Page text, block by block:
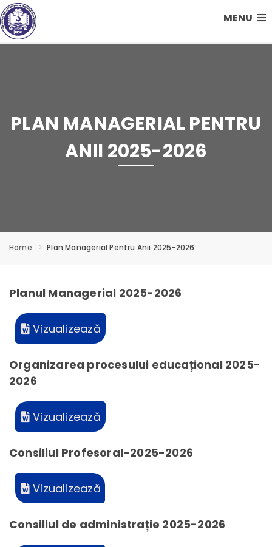
MENU
Home Plan Managerial Pentru Anii 2025-2026
PLAN MANAGERIAL PENTRU
ANII 2025-2026
Planul Managerial 2025-2026
Vizualizează
Organizarea procesului educațional 2025-
2026
Vizualizează
Consiliul Profesoral-2025-2026
Vizualizează
Consiliul de administrație 2025-2026